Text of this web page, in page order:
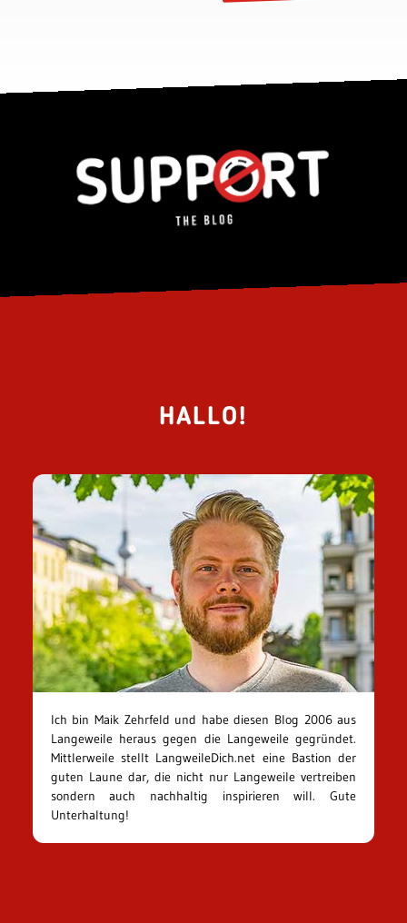
HALLO!
Ich bin Maik Zehrfeld und habe diesen Blog 2006 aus
Langeweile heraus gegen die Langeweile gegründet.
Mittlerweile stellt LangweileDich.net eine Bastion der
guten Laune dar, die nicht nur Langeweile vertreiben
sondern auch nachhaltig inspirieren will. Gute
Unterhaltung!